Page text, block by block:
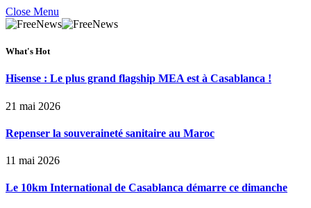
Close Menu
What's Hot
Hisense : Le plus grand flagship MEA est à Casablanca !
21 mai 2026
Repenser la souveraineté sanitaire au Maroc
11 mai 2026
Le 10km International de Casablanca démarre ce dimanche